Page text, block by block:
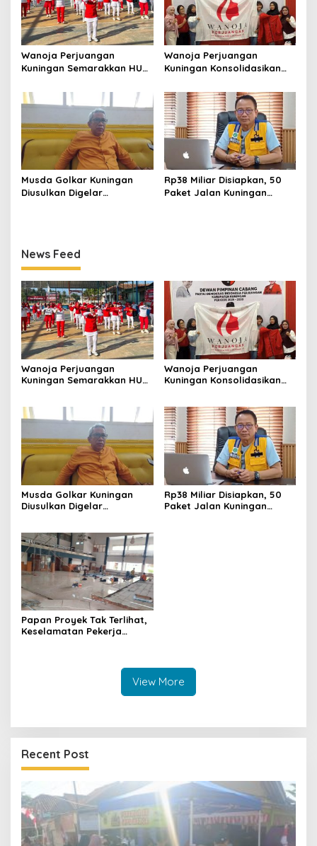
Wanoja Perjuangan
Kuningan Semarakkan HUT
Perempuan Harus Sehat
dan Berdaya
Wanoja Perjuangan
Kuningan Konsolidasikan
Kegiatan Positif Generasi
Muda
Musda Golkar Kuningan
Diusulkan Digelar
Rp38 Miliar Disiapkan, 50
Paket Jalan Kuningan
News Feed
Wanoja Perjuangan
Kuningan Semarakkan HUT
dan Berdaya
Wanoja Perjuangan
Kuningan Konsolidasikan
Muda
Musda Golkar Kuningan
Diusulkan Digelar
Rp38 Miliar Disiapkan, 50
Paket Jalan Kuningan
Papan Proyek Tak Terlihat,
Keselamatan Pekerja
View More
Recent Post